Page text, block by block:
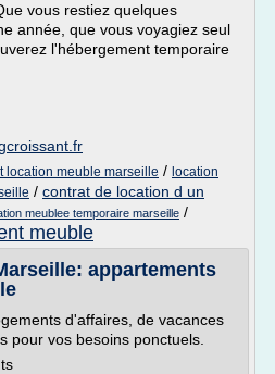
vous restiez quelques
année, que vous voyagiez seul
l'hébergement temporaire
location meuble marseille / location
/ contrat de location d un
meublee temporaire marseille /
meuble
appartements
d'affaires, de vacances
pour vos besoins ponctuels.